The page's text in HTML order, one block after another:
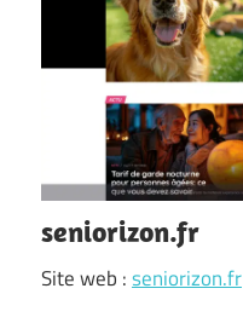
seniorizon.fr
Site web :seniorizon.fr